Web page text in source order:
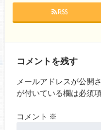
RSS
コメントを残す
メールアドレスが公開
が付いている欄は必須
コメント ※